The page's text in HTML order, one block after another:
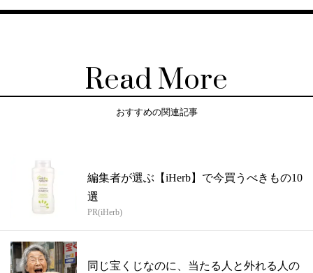
Read More
おすすめの関連記事
編集者が選ぶ【iHerb】で今買うべきもの10
選
PR(iHerb)
同じ宝くじなのに、当たる人と外れる人の